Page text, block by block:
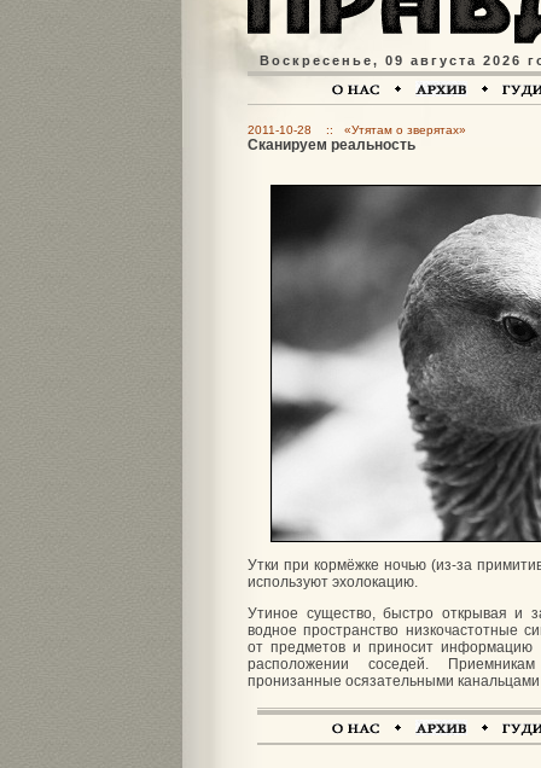
Воскресенье, 09 августа 2026
2011-10-28 :: «Утятам о зверятах»
Сканируем реальность
Утки при кормёжке ночью (из-за
используют эхолокацию.
Утиное существо, быстро открывая и
водное пространство низкочастотные
от предметов и приносит информацию
расположении соседей.
пронизанные осязательными